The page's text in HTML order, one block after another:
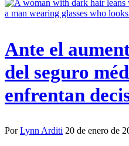
Ante el
del seguro
enfrentan
PorLynn Arditi 20 de enero de